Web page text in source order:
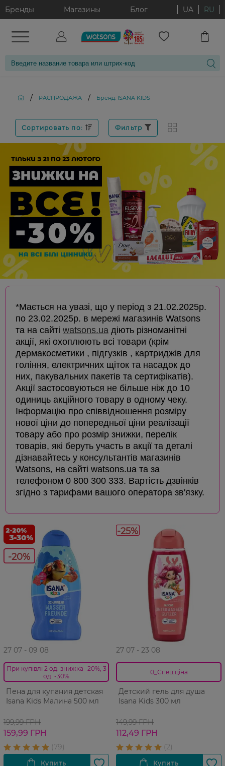
Бренды Магазины Блог UA RU
/ РАСПРОДАЖА / Бренд: ISANA KIDS
Сортировать по: Фильтр
*Мається на увазі, що у період з 21.02.2025р.
по 23.02.2025р. в мережі магазинів Watsons
та на сайті watsons.ua діють різноманітні
акції, які охоплюють всі товари (крім
дермакосметики , підгузків , картриджів для
гоління, електричних щіток та насадок до
них, пакувальних пакетів та сертифікатів).
Акції застосовуються не більше ніж до 10
одиниць акційного товару в одному чеку.
Інформацію про співвідношення розміру
нової ціни до попередньої ціни реалізації
товару або про розмір знижки, перелік
товарів, які беруть участь в акції та деталі
дізнавайтесь у консультантів магазинів
Watsons, на сайті watsons.ua та за
телефоном 0 800 300 333. Вартість дзвінків
згідно з тарифами вашого оператора зв'язку.
-20%
27 07 - 09 08
При купівлі 2 од. знижка -20%, 3
од. -30%
Пена для купания детская
Isana Kids Малина 500 мл
199,99 ГРН
159,99 ГРН
-25%
27 07 - 23 08
0_Спец.ціна
Детский гель для душа
Isana Kids 300 мл
149,99 ГРН
112,49 ГРН